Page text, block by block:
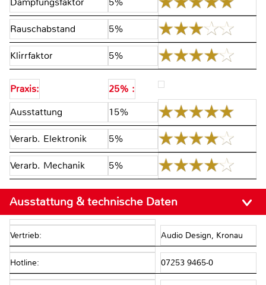
Rauschabstand 5%
Klirrfaktor 5%
Praxis:
25% :
Ausstattung
15%
Verarb. Elektronik 5%
Verarb. Mechanik 5%
Ausstattung & technische Daten
Vertrieb: Audio Design, Kronau
Hotline: 07253 9465-0